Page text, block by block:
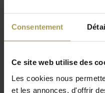
Consentement
Ce site web utilise des
Les cookies nous
et les annonces, d'offrir
placage chêne
✦Dimensions:82,8 cm L x
cm L x 42,4 cm P x 80 cm H
✦Utilisation: armoire
complément aux bureaux